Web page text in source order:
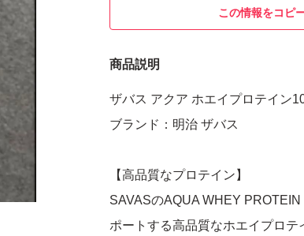
この情報をコピ
商品説明
ザバス アクア ホエイプロテイン
ブランド：明治 ザバス
【高品質なプロテイン】
SAVASのAQUA WHEY
ポートする高品質なホエイプロテ